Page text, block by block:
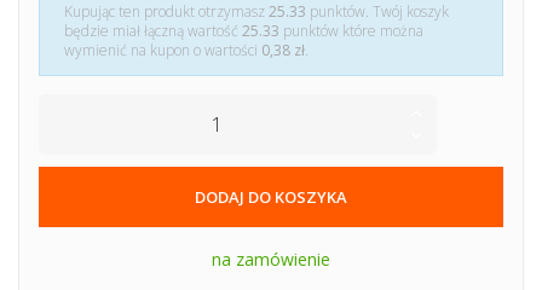
Kupując ten produkt otrzymasz25.33 punktów. Twój koszyk
będzie miał łączną wartość 25.33 punktów które można
wymienić na kupon o wartości 0,38 zł.
DODAJ DO KOSZYKA
na zamówienie